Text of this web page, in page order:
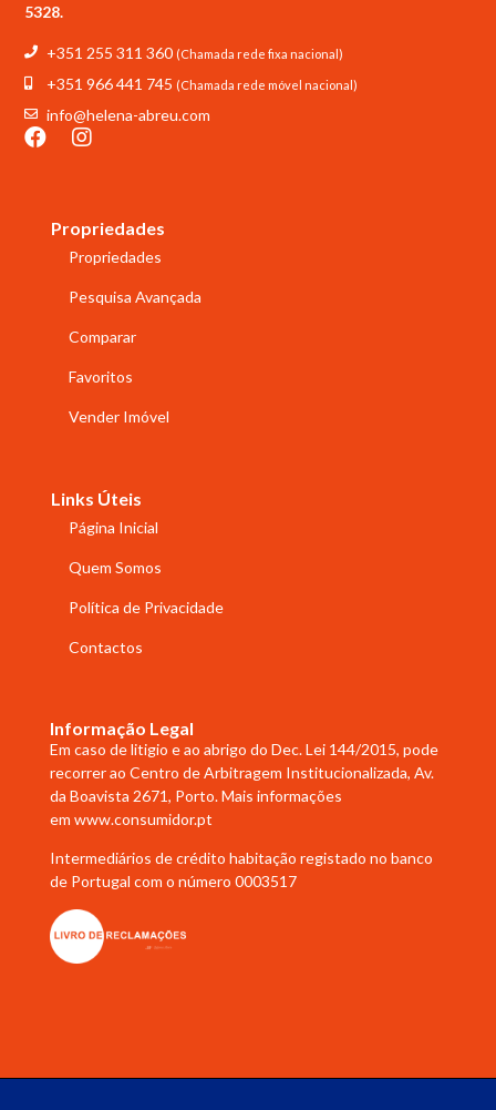
5328.
+351 255 311 360 (Chamada rede fixa nacional)
+351 966 441 745 (Chamada rede móvel nacional)
info@helena-abreu.com
Propriedades
Propriedades
Pesquisa Avançada
Comparar
Favoritos
Vender Imóvel
Links Úteis
Página Inicial
Quem Somos
Política de Privacidade
Contactos
Informação Legal
Em caso de litigio e ao abrigo do Dec. Lei 144/2015, pode
recorrer ao Centro de Arbitragem Institucionalizada, Av.
da Boavista 2671, Porto. Mais informações
emwww.consumidor.pt
Intermediários de crédito habitação registado no banco
de Portugal com o número 0003517